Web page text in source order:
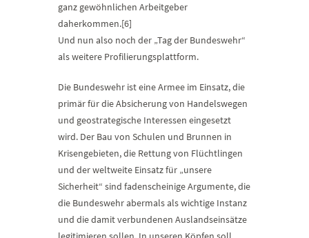
ganz gewöhnlichen Arbeitgeber
daherkommen.[6]
Und nun also noch der „Tag der Bundeswehr“
als weitere Profilierungsplattform.
Die Bundeswehr ist eine Armee im Einsatz, die
primär für die Absicherung von Handelswegen
und geostrategische Interessen eingesetzt
wird. Der Bau von Schulen und Brunnen in
Krisengebieten, die Rettung von Flüchtlingen
und der weltweite Einsatz für „unsere
Sicherheit“ sind fadenscheinige Argumente, die
die Bundeswehr abermals als wichtige Instanz
und die damit verbundenen Auslandseinsätze